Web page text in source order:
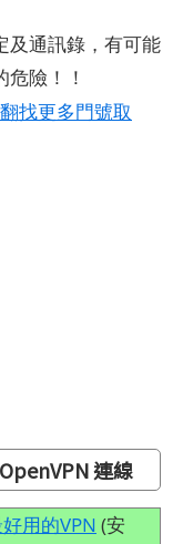
及通訊錄，有可能
險！！
翻找更多門號取
連線
用的VPN (安